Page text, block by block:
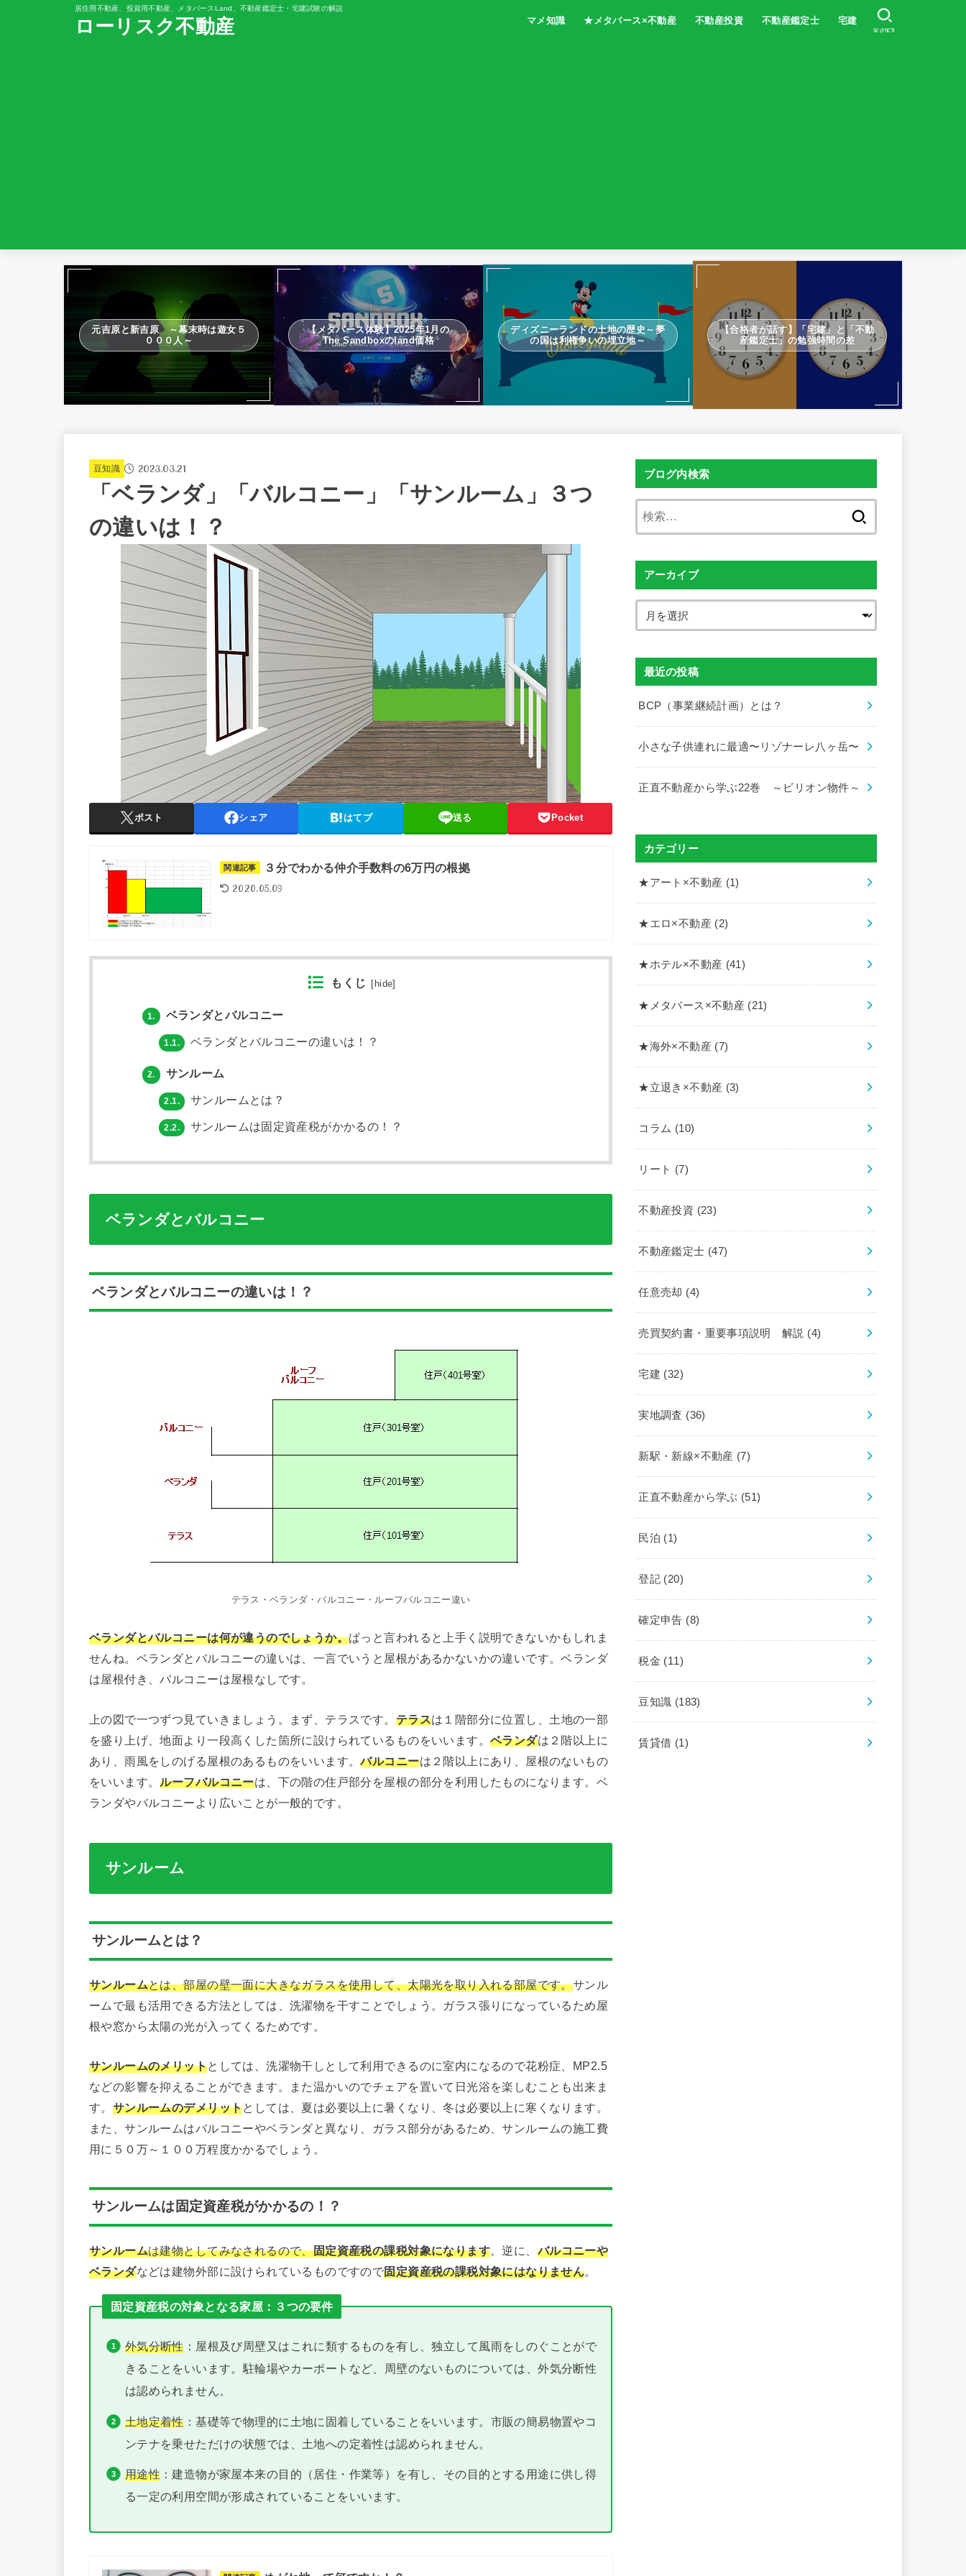
居住用不動産、投資用不動産、メタバースLand、不動産鑑定士・宅建試験の解説
ローリスク不動産 マメ知識 ★メタバース×不動産 不動産投資 不動産鑑定士 宅建
SEARCH
元吉原と新吉原 ～幕末時は遊女５
０００人～
【メタバース体験】2025年1月の
The Sandboxのland価格
ディズニーランドの土地の歴史～夢
の国は利権争いの埋立地～
【合格者が話す】「宅建」と「不動
産鑑定士」の勉強時間の差
豆知識 2023.03.21
「ベランダ」「バルコニー」「サンルーム」３つ
の違いは！？
ポスト シェア はてブ 送る Pocket
関連記事 ３分でわかる仲介手数料の6万円の根拠
2020.05.09
もくじ hide
1. ベランダとバルコニー
1.1. ベランダとバルコニーの違いは！？
2. サンルーム
2.1. サンルームとは？
2.2. サンルームは固定資産税がかかるの！？
ベランダとバルコニー
ベランダとバルコニーの違いは！？
テラス・ベランダ・バルコニー・ルーフバルコニー違い
ベランダとバルコニーは何が違うのでしょうか。ぱっと言われると上手く説明できないかもしれま
せんね。ベランダとバルコニーの違いは、一言でいうと屋根があるかないかの違いです。ベランダ
は屋根付き、バルコニーは屋根なしです。
上の図で一つずつ見ていきましょう。まず、テラスです。 テラスは１階部分に位置し、土地の一部
を盛り上げ、地面より一段高くした箇所に設けられているものをいいます。ベランダは２階以上に
あり、雨風をしのげる屋根のあるものをいいます。 バルコニーは２階以上にあり、屋根のないもの
をいいます。 ルーフバルコニーは、下の階の住戸部分を屋根の部分を利用したものになります。ベ
ランダやバルコニーより広いことが一般的です。
サンルーム
サンルームとは？
サンルームとは、部屋の壁一面に大きなガラスを使用して、太陽光を取り入れる部屋です。サンル
ームで最も活用できる方法としては、洗濯物を干すことでしょう。ガラス張りになっているため屋
根や窓から太陽の光が入ってくるためです。
サンルームのメリットとしては、洗濯物干しとして利用できるのに室内になるので花粉症、MP2.5
などの影響を抑えることができます。また温かいのでチェアを置いて日光浴を楽しむことも出来ま
す。 サンルームのデメリットとしては、夏は必要以上に暑くなり、冬は必要以上に寒くなります。
また、サンルームはバルコニーやベランダと異なり、ガラス部分があるため、サンルームの施工費
用に５０万～１００万程度かかるでしょう。
サンルームは固定資産税がかかるの！？
サンルームは建物としてみなされるので、固定資産税の課税対象になります。逆に、バルコニーや
ベランダなどは建物外部に設けられているものですので固定資産税の課税対象にはなりません。
固定資産税の対象となる家屋：３つの要件
外気分断性：屋根及び周壁又はこれに類するものを有し、独立して風雨をしのぐことがで
きることをいいます。駐輪場やカーポートなど、周壁のないものについては、外気分断性
は認められません。
土地定着性：基礎等で物理的に土地に固着していることをいいます。市販の簡易物置やコ
ンテナを乗せただけの状態では、土地への定着性は認められません。
用途性 ：建造物が家屋本来の目的（居住・作業等）を有し、その目的とする用途に供し得
る一定の利用空間が形成されていることをいいます。
ブログ内検索
アーカイブ
最近の投稿
BCP（事業継続計画）とは？
小さな子供連れに最適〜リゾナーレ八ヶ岳〜
正直不動産から学ぶ22巻 ～ビリオン物件～
カテゴリー
★アート×不動産 (1)
★エロ×不動産 (2)
★ホテル×不動産 (41)
★メタバース×不動産 (21)
★海外×不動産 (7)
★立退き×不動産 (3)
コラム (10)
リート (7)
不動産投資 (23)
不動産鑑定士 (47)
任意売却 (4)
売買契約書・重要事項説明 解説 (4)
宅建 (32)
実地調査 (36)
新駅・新線×不動産 (7)
正直不動産から学ぶ (51)
民泊 (1)
登記 (20)
確定申告 (8)
税金 (11)
豆知識 (183)
賃貸借 (1)